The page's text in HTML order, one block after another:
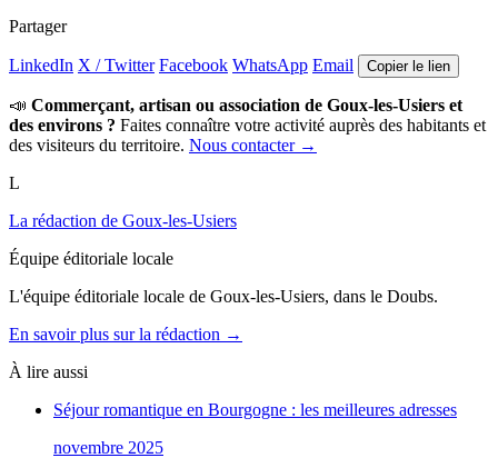
Partager
LinkedIn X / Twitter Facebook WhatsApp Email Copier le lien
📣 Commerçant, artisan ou association de Goux-les-Usiers et
des environs ? Faites connaître votre activité auprès des habitants et
des visiteurs du territoire. Nous contacter →
L
La rédaction de Goux-les-Usiers
Équipe éditoriale locale
L'équipe éditoriale locale de Goux-les-Usiers, dans le Doubs.
En savoir plus sur la rédaction →
À lire aussi
Séjour romantique en Bourgogne : les meilleures adresses
novembre 2025